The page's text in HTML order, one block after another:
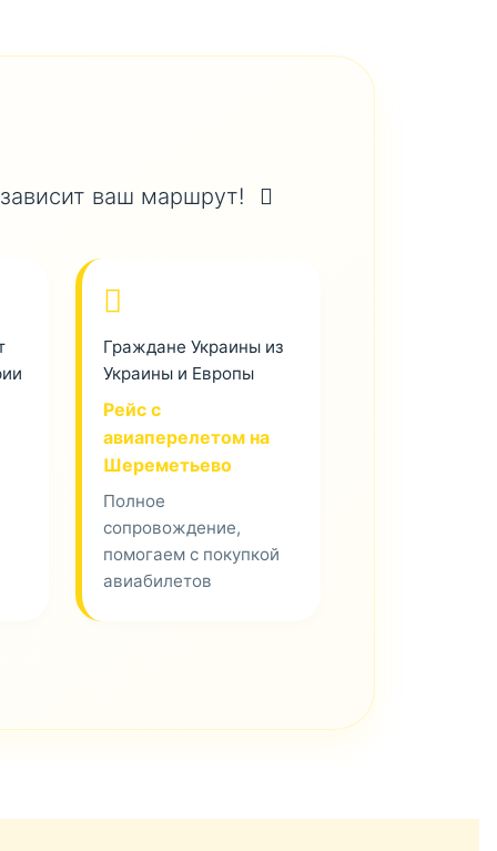
ваш маршрут!
Граждане Украины из
Украины и Европы
Рейс с
авиаперелетом на
Шереметьево
Полное
сопровождение,
помогаем с покупкой
авиабилетов